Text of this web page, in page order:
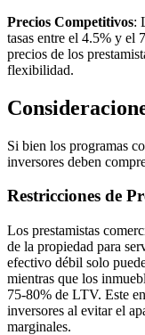
Precios Competitivos:
tasas entre el 4.5% y el
precios de los
flexibilidad.
Si bien los programas
inversores deben
Restricciones de
Los prestamistas
de la propiedad para
efectivo débil solo
mientras que los
75-80% de LTV. Este
inversores al evitar el
marginales.